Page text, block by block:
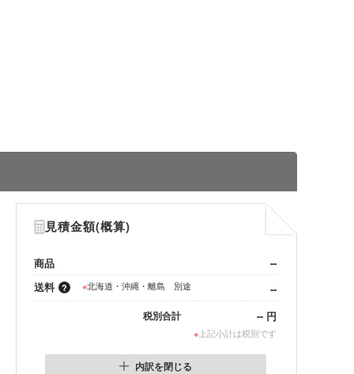
見積金額(概算)
商品
--
送料
※北海道・沖縄・離島 別途 --
税別合計 -- 円
※ 上記小計は税別です
内訳を閉じる